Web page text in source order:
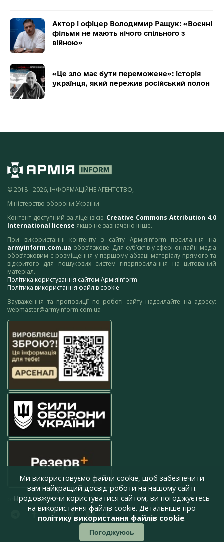
Актор і офіцер Володимир Ращук: «Воєнні
фільми не мають нічого спільного з
війною»
«Це зло має бути переможене»: історія
українця, який пережив російський полон
© 2018 - 2026, ІНФОРМАЦІЙНЕ АГЕНТСТВО,
Міністерство оборони України
Контент доступний за ліцензією Creative Commons Attribution 4.0
International license якщо не зазначено інше.
При використанні контенту з сайту АрміяInform посилання на
armyinform.com.ua обов’язкове. Для суб’єктів у сфері онлайн-медіа
обов’язковим є розміщення у першому абзаці матеріалу прямого та
відкритого для пошукових систем гіперпосилання на цитований
матеріал.
Політика користування сайтом АрміяInform
Політика використання файлів cookie
Зауваження та пропозиції по роботі сайту надсилайте на адресу:
webmaster@armyinform.com.ua
press@armyinform.com.ua
Ми використовуємо файли cookie, щоб забезпечити
вам найкращий досвід роботи на нашому сайті.
Продовжуючи користуватися сайтом, ви погоджуєтесь
на використання файлів cookie. Детальніше про
політику використання файлів cookie.
Погоджуюсь